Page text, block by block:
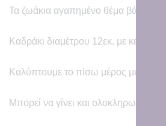
Τα ζωάκια αγαπημένο θέμα βάπτισης!
Καδράκι διαμέτρου 12εκ. με
Καλύπτουμε το πίσω μέρος με λευκή
Μπορεί να γίνει και ολοκληρωμένη